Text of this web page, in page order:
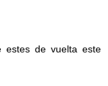
estes de vuelta este